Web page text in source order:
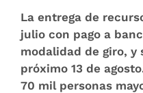
La entrega de
julio con pago a
modalidad de giro, y
próximo 13 de
70 mil personas